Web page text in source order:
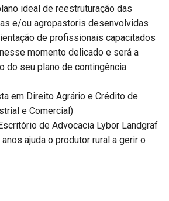
ideal de reestruturação das
e/ou agropastoris desenvolvidas
de profissionais capacitados
momento delicado e será a
do seu plano de contingência.
em Direito Agrário e Crédito de
e Comercial)
de Advocacia Lybor Landgraf
ajuda o produtor rural a gerir o